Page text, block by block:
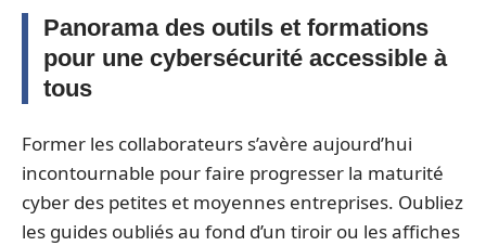
Panorama des outils et formations
pour une cybersécurité accessible à
tous
Former les collaborateurs s’avère aujourd’hui
incontournable pour faire progresser la maturité
cyber des petites et moyennes entreprises. Oubliez
les guides oubliés au fond d’un tiroir ou les affiches